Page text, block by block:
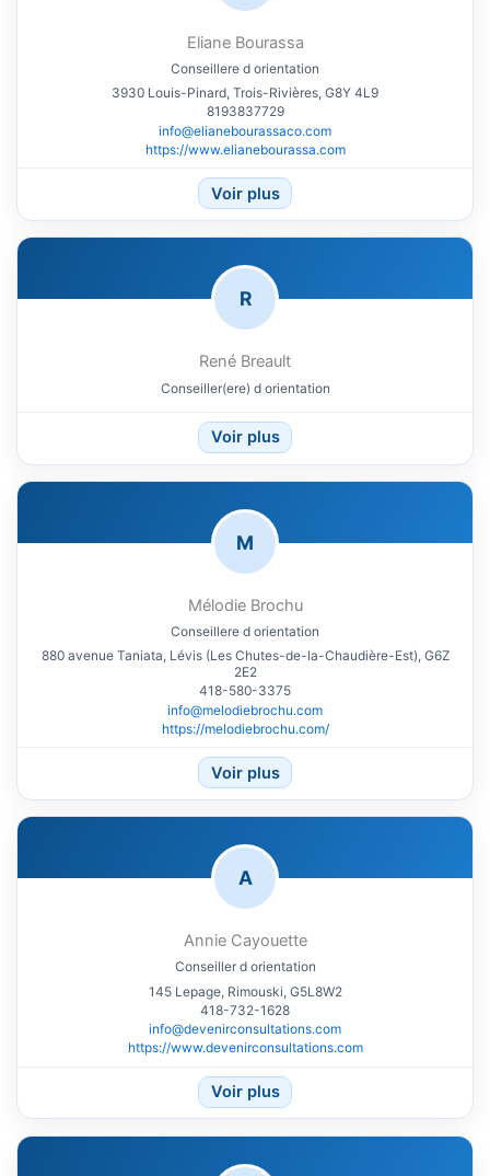
Eliane Bourassa
Conseillere d orientation
3930 Louis-Pinard, Trois-Rivières, G8Y 4L9
8193837729
info@elianebourassaco.com
https://www.elianebourassa.com
Voir plus
R
René Breault
Conseiller(ere) d orientation
Voir plus
M
Mélodie Brochu
Conseillere d orientation
880 avenue Taniata, Lévis (Les Chutes-de-la-Chaudière-Est), G6Z
2E2
418-580-3375
info@melodiebrochu.com
https://melodiebrochu.com/
Voir plus
A
Annie Cayouette
Conseiller d orientation
145 Lepage, Rimouski, G5L8W2
418-732-1628
info@devenirconsultations.com
https://www.devenirconsultations.com
Voir plus